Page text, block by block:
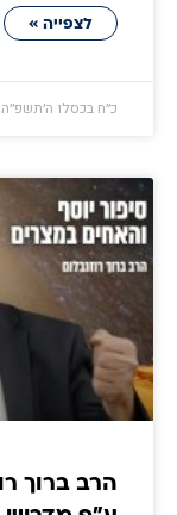
לצפייה »
כ״ח בכסלו ה׳תשפ״ה
הרב ברוך